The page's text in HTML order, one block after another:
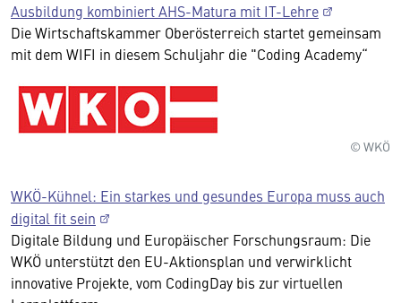
Ausbildung kombiniert AHS-Matura mit IT-Lehre
Die Wirtschaftskammer Oberösterreich startet gemeinsam
mit dem WIFI in diesem Schuljahr die "Coding Academy“
© WKÖ
WKÖ-Kühnel: Ein starkes und gesundes Europa muss auch
digital fit sein
Digitale Bildung und Europäischer Forschungsraum: Die
WKÖ unterstützt den EU-Aktionsplan und verwirklicht
innovative Projekte, vom CodingDay bis zur virtuellen